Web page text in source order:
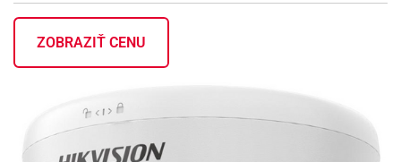
KONTAKTY
ZOBRAZIŤ CENU